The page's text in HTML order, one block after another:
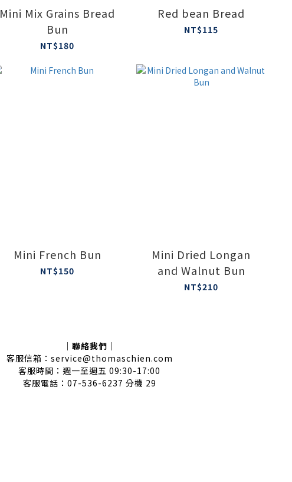
Mini Mix Grains Bread
Bun
NT$180
Red bean Bread
NT$115
Mini French Bun
NT$150
Mini Dried Longan
and Walnut Bun
NT$210
｜聯絡我們｜
客服信箱：service@thomaschien.com
客服時間：週一至週五 09:30-17:00
客服電話：07-536-6237 分機 29